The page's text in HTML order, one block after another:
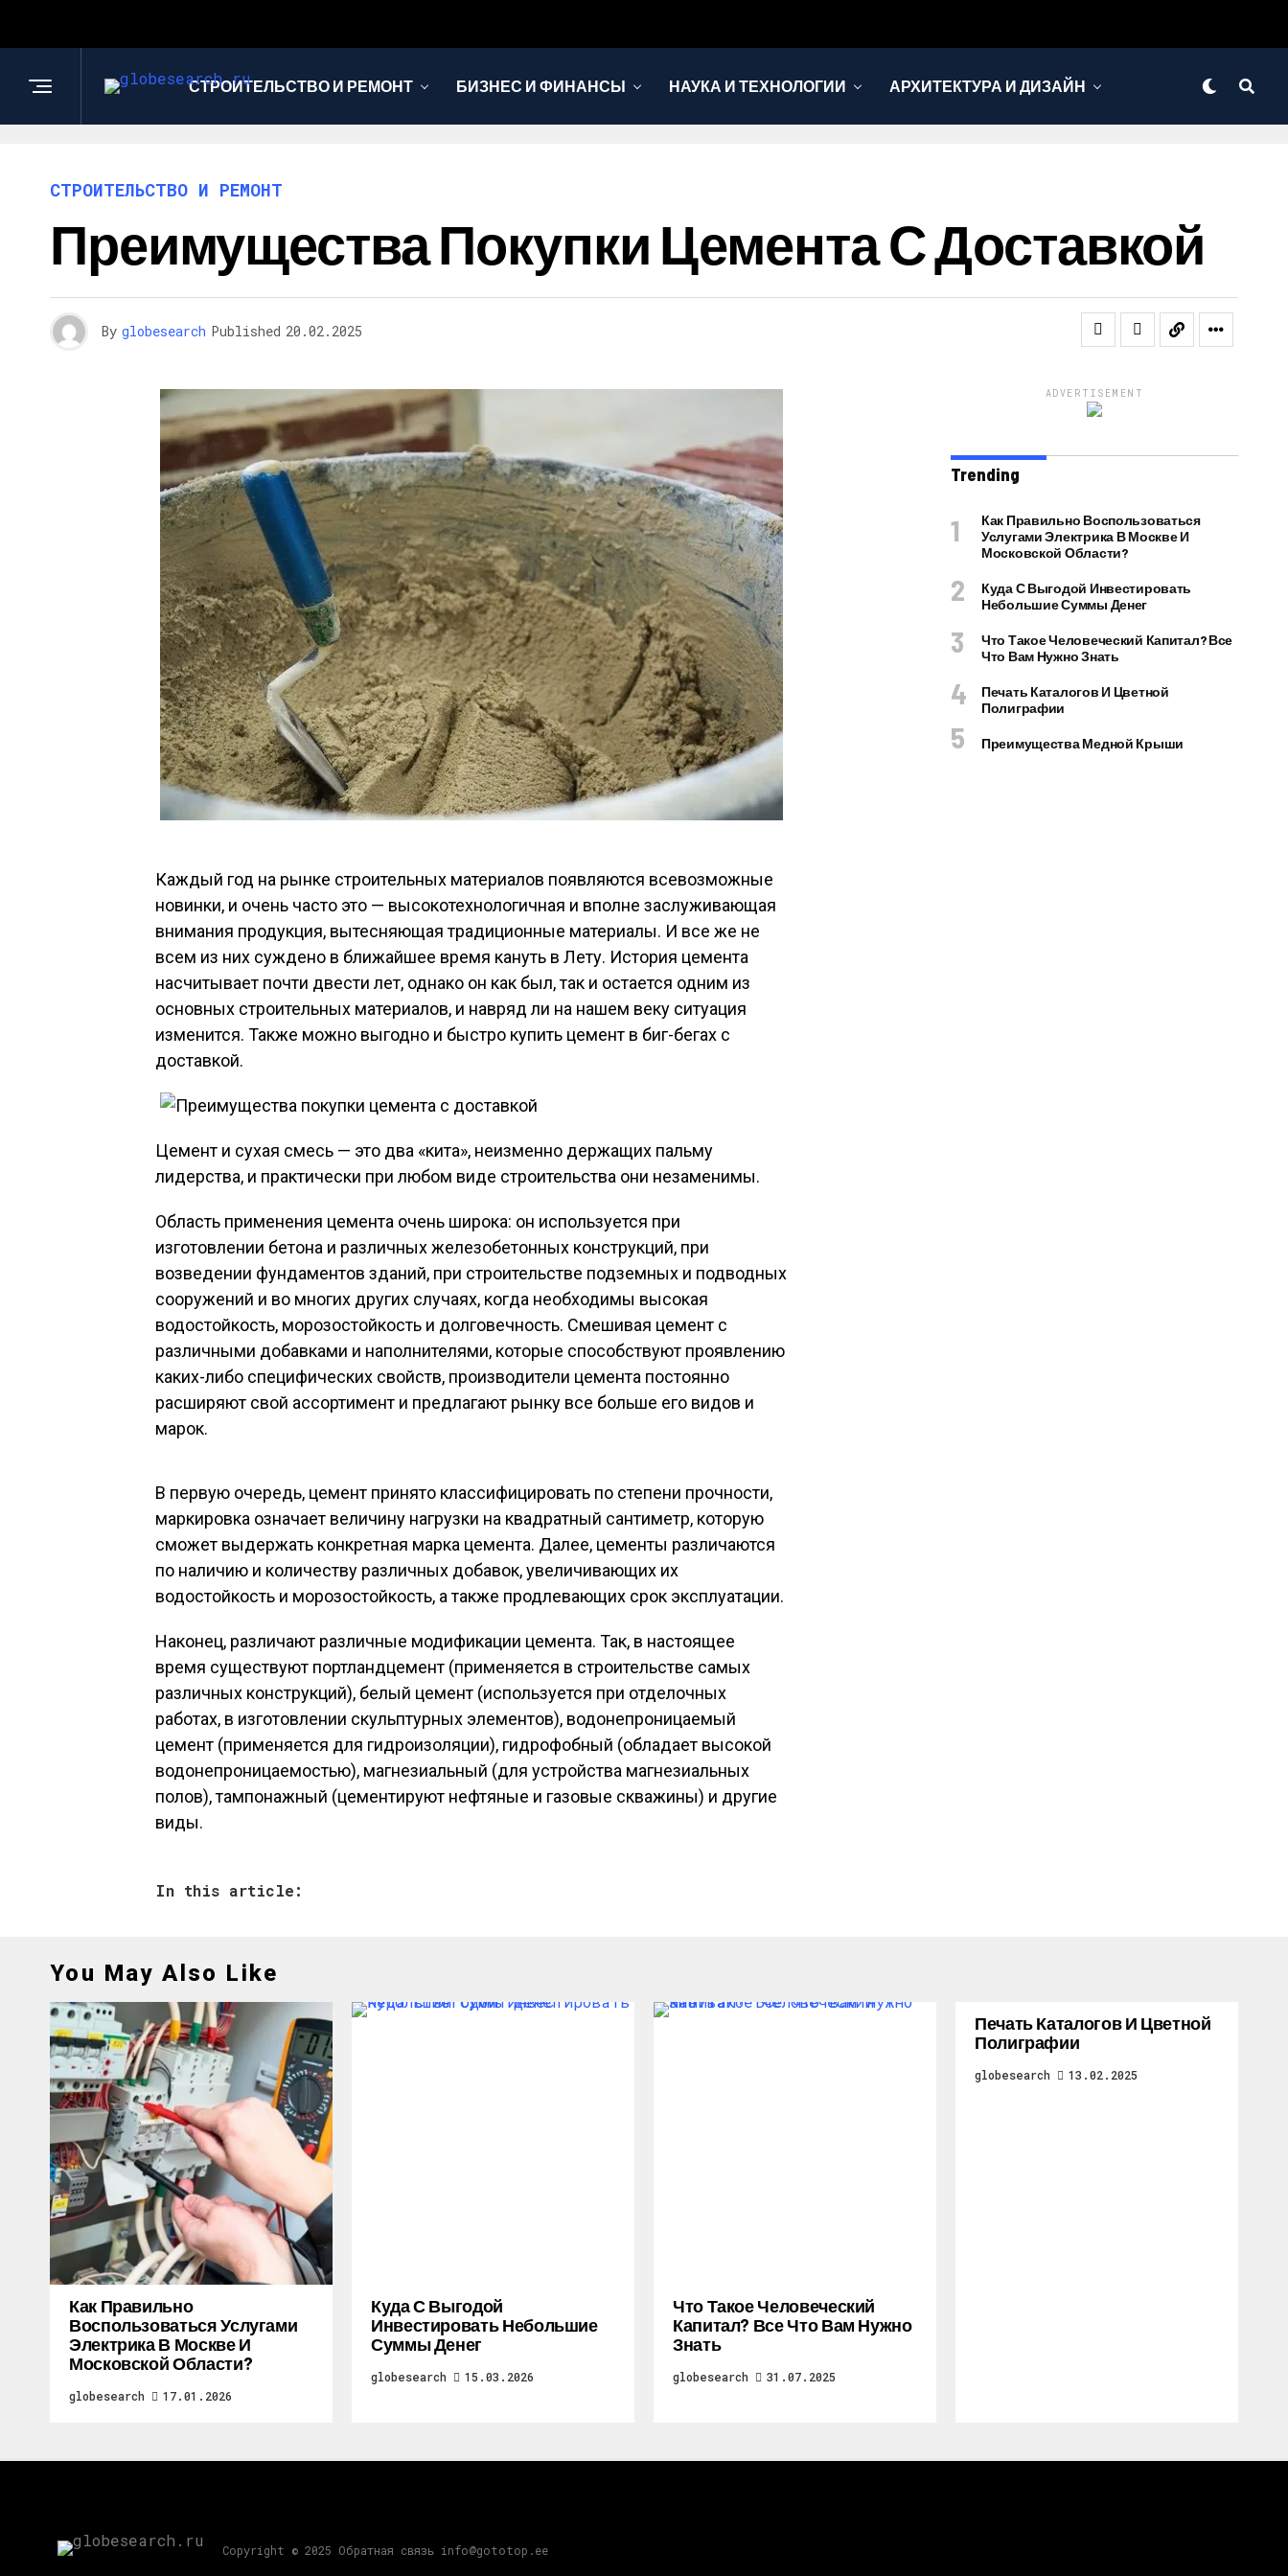
СТРОИТЕЛЬСТВО И РЕМОНТ БИЗНЕС И ФИНАНСЫ НАУКА И ТЕХНОЛОГИИ АРХИТЕКТУРА И ДИЗАЙН
СТРОИТЕЛЬСТВО И РЕМОНТ
Преимущества Покупки Цемента С Доставкой
By globesearch Published 20.02.2025
Каждый год на рынке строительных материалов появляются всевозможные
новинки, и очень часто это — высокотехнологичная и вполне заслуживающая
внимания продукция, вытесняющая традиционные материалы. И все же не
всем из них суждено в ближайшее время кануть в Лету. История цемента
насчитывает почти двести лет, однако он как был, так и остается одним из
основных строительных материалов, и навряд ли на нашем веку ситуация
изменится. Также можно выгодно и быстро купить цемент в биг-бегах с
доставкой.
Цемент и сухая смесь — это два «кита», неизменно держащих пальму
лидерства, и практически при любом виде строительства они незаменимы.
Область применения цемента очень широка: он используется при
изготовлении бетона и различных железобетонных конструкций, при
возведении фундаментов зданий, при строительстве подземных и подводных
сооружений и во многих других случаях, когда необходимы высокая
водостойкость, морозостойкость и долговечность. Смешивая цемент с
различными добавками и наполнителями, которые способствуют проявлению
каких-либо специфических свойств, производители цемента постоянно
расширяют свой ассортимент и предлагают рынку все больше его видов и
марок.
В первую очередь, цемент принято классифицировать по степени прочности,
маркировка означает величину нагрузки на квадратный сантиметр, которую
сможет выдержать конкретная марка цемента. Далее, цементы различаются
по наличию и количеству различных добавок, увеличивающих их
водостойкость и морозостойкость, а также продлевающих срок эксплуатации.
Наконец, различают различные модификации цемента. Так, в настоящее
время существуют портландцемент (применяется в строительстве самых
различных конструкций), белый цемент (используется при отделочных
работах, в изготовлении скульптурных элементов), водонепроницаемый
цемент (применяется для гидроизоляции), гидрофобный (обладает высокой
водонепроницаемостью), магнезиальный (для устройства магнезиальных
полов), тампонажный (цементируют нефтяные и газовые скважины) и другие
виды.
In this article:
ADVERTISEMENT
Trending
Как Правильно Воспользоваться
Услугами Электрика В Москве И
Московской Области?
Куда С Выгодой Инвестировать
Небольшие Суммы Денег
Что Такое Человеческий Капитал? Все
Что Вам Нужно Знать
Печать Каталогов И Цветной
Полиграфии
Преимущества Медной Крыши
You May Also Like
Как Правильно
Воспользоваться Услугами
Электрика В Москве И
Московской Области?
globesearch 17.01.2026
Куда С Выгодой
Инвестировать Небольшие
Суммы Денег
globesearch 15.03.2026
Что Такое Человеческий
Капитал? Все Что Вам Нужно
Знать
globesearch 31.07.2025
Печать Каталогов И Цветной
Полиграфии
globesearch 13.02.2025
Copyright © 2025 Обратная связь info@gototop.ee